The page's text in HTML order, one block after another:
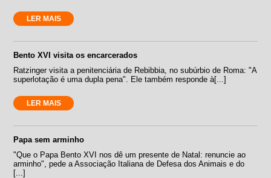
LER MAIS
Bento XVI visita os encarcerados
Ratzinger visita a penitenciária de Rebibbia, no subúrbio de Roma: "A
superlotação é uma dupla pena". Ele também responde à[...]
LER MAIS
Papa sem arminho
"Que o Papa Bento XVI nos dê um presente de Natal: renuncie ao
arminho", pede a Associação Italiana de Defesa dos Animais e do
[...]